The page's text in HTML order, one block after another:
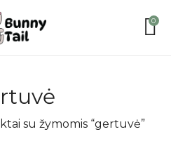
0
su žymomis “gertuvė”